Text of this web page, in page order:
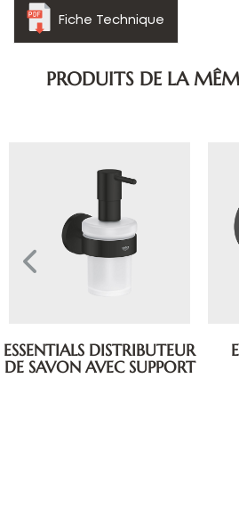
Fiche Technique
PRODUITS DE LA
ESSENTIALS DISTRIBUTEUR
DE SAVON AVEC SUPPORT